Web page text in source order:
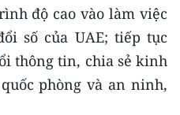
độ cao vào làm việc
số của UAE; tiếp tục
thông tin, chia sẻ kinh
phòng và an ninh,